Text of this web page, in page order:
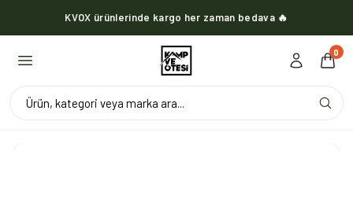
KVOX ürünlerinde kargo her zaman bedava 🔥
0
Ürün, kategori veya marka ara...